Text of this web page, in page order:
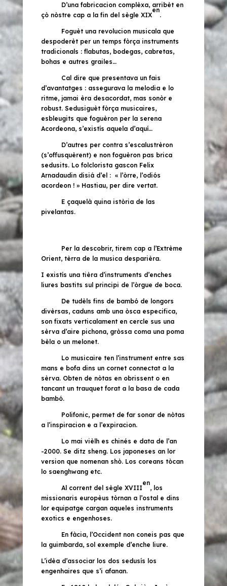
D’una fabricacion complèxa, arribèt en
çò nòstre cap a la fin del sègle XIX
en
.
Foguèt una revolucion musicala que
despoderèt per un temps fòrça instruments
tradicionals : flabutas, bodegas, cabretas,
bohas e autres grailes…
Cal dire que presentava un fais
d’avantatges : assegurava la melodia e lo
ritme, jamai èra desacordat, mas sonòr e
robust. Sedusiguèt fòrça musicaires,
esbleugits que foguèron per la serena
Acordeona, s’existís aquela d’aquí…
D’autres per contra s’escalustrèron
(s’offusquèrent)e non foguèron pas brica
sedusits. Lo folclorista gascon Felix
Arnadaudin disiá d’el : « l’òrre, l’odiós
acordeon ! » Hastiau, per dire vertat.
E çaquelà quina istòria de las
pivelantas.
Per la descobrir, tirem cap a l’Extrème
Orient, tèrra de la musica desparièra.
I existís una tièra d’instruments d’enches
liures bastits sul principi de l’òrgue de boca.
De tudèls fins de bambó de longors
divèrsas, caduns amb una òsca especifica,
son fixats verticalament en cercle sus una
sèrva d’aire pichona, gròssa coma una poma
bèla o un melonet.
Lo musicaire ten l’instrument entre sas
mans e bofa dins un cornet connectat a la
sèrva. Obten de nòtas en obrissent o en
tancant un trauquet forat a la basa de cada
bambó.
Polifonic, permet de far sonar de nòtas
a l’inspiracion e a l’expiracion.
Lo mai vièlh es chinés e data de l’an
-2000. Se ditz sheng. Los japoneses an lor
version que nomenan shò. Los coreans tòcan
losaenghwang etc.
Al corrent del sègle XVIII
en
, los
missionaris europèus tòrnan a l’ostal e dins
lor equipatge cargan aqueles instruments
exotics e engenhoses.
En fàcia, l’Occident non coneis pas que
la guimbarda, sol exemple d’enche liure.
L’idèa d’associar los dos sedusís los
engenhaires que s’i afanan.